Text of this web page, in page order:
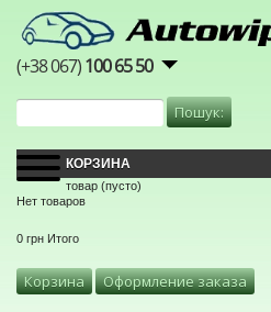
(+38 067)100 65 50
КОРЗИНА
товар (пусто)
Нет товаров
0 грн Итого
Корзина Оформление заказа